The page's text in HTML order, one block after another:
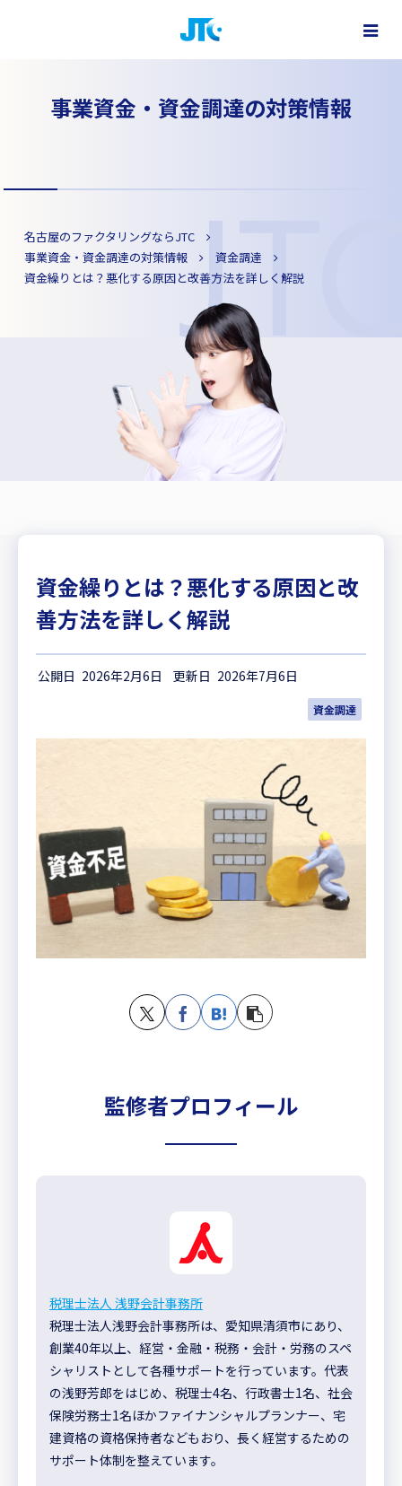
株式会社 JTC - 名古屋・大阪・東京をはじめ全国対応
事業資金・資金調達の対策情報
名古屋のファクタリングならJTC
事業資金・資金調達の対策情報
資金調達
資金繰りとは？悪化する原因と改善方法を詳しく解説
資金繰りとは？悪化する原因と改
善方法を詳しく解説
2026年2月6日 2026年7月6日
資金調達
監修者プロフィール
税理士法人 浅野会計事務所
税理士法人浅野会計事務所は、愛知県清須市にあり、
創業40年以上、経営・金融・税務・会計・労務のスペ
シャリストとして各種サポートを行っています。代表
の浅野芳郎をはじめ、税理士4名、行政書士1名、社会
保険労務士1名ほかファイナンシャルプランナー、宅
建資格の資格保持者などもおり、長く経営するための
サポート体制を整えています。